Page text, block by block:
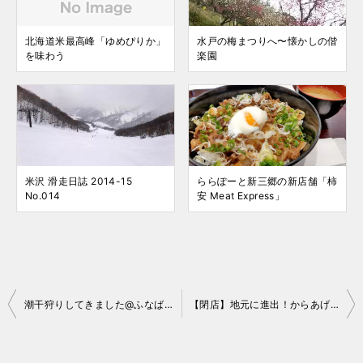
北海道米最高峰「ゆめぴりか」
を味わう
水戸の梅まつりへ〜懐かしの偕
楽園
米沢 滑走日誌 2014-15
No.014
ららぽーと新三郷の新店舗「柿
安 Meat Express」
投
潮干狩りしてきました@ふなばし三番瀬 2018 【閉店】地元に進出！からあげ専門店「からやま三郷中央店」